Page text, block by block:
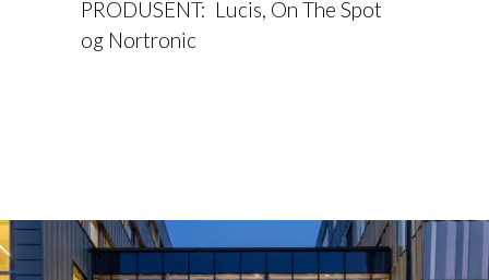
PRODUSENT: Lucis, On The Spot
og Nortronic